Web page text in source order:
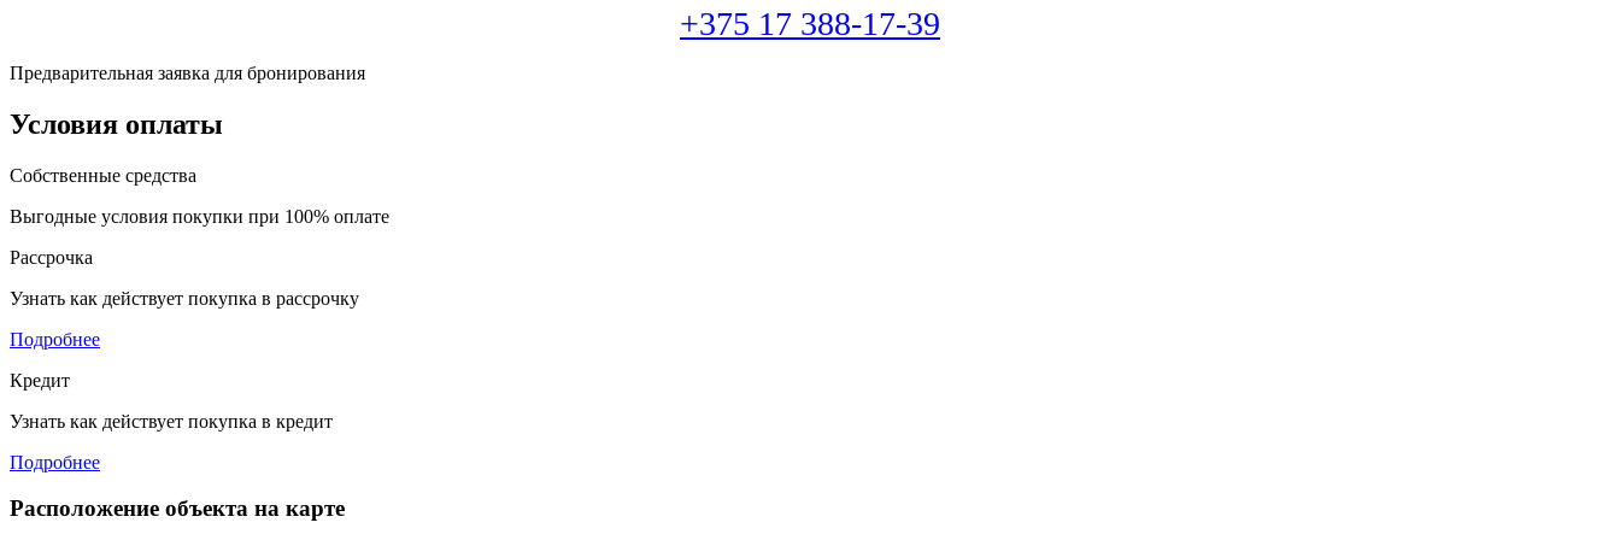
+375 17 388-17-39
Предварительная заявка для бронирования
Условия оплаты
Собственные средства
Выгодные условия покупки при 100% оплате
Рассрочка
Узнать как действует покупка в рассрочку
Подробнее
Кредит
Узнать как действует покупка в кредит
Подробнее
Расположение объекта на карте